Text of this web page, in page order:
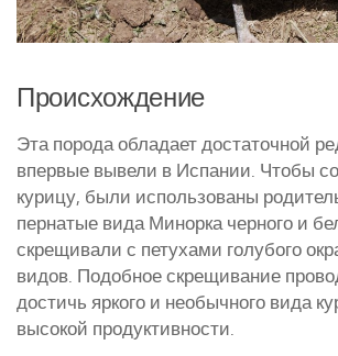
Происхождение
Эта порода обладает достаточной
впервые вывели в Испании. Чтобы
курицу, были использованы
пернатые вида Минорка черного и
скрещивали с петухами голубого
видов. Подобное скрещивание
достичь яркого и необычного вида
высокой продуктивности.